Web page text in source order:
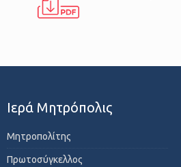
Ιερά Μητρόπολις
Μητροπολίτης
Πρωτοσύγκελλος